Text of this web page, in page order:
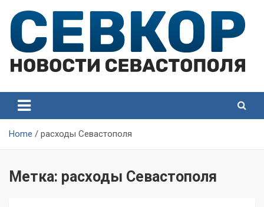
content
Севастополя
Севастополя
Home расходы Севастополя
Метка: расходы Севастополя